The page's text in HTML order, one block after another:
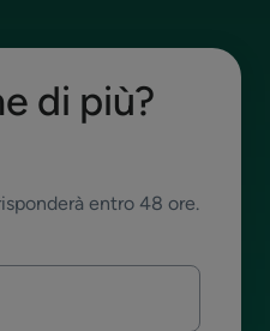
di più?
entro 48 ore.